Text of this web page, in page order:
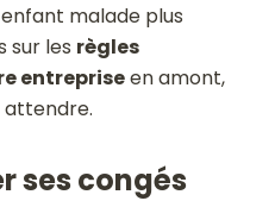
malade plus
sur les règles
entrepriseen amont,
attendre.
ses congés